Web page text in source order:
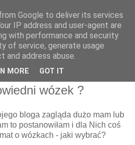
wózek ?
bloga zagląda dużo mam lub
to postanowiłam i dla Nich coś
o wózkach - jaki wybrać?
Google to deliver its services
IP address and user-agent are
with performance and security
of service, generate usage
address abuse.
MORE GOT IT